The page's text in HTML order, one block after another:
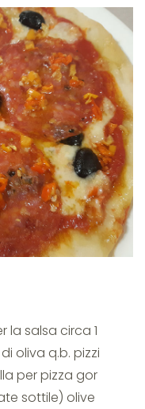
la salsa circa 1
oliva q.b. pizzi
per pizza gor
sottile) olive